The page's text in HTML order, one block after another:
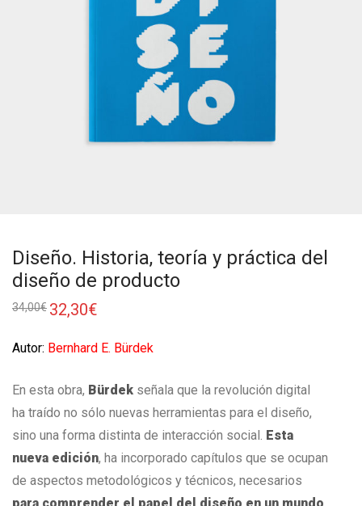
Diseño. Historia, teoría y práctica del
diseño de producto
34,00€ 32,30€
Autor: Bernhard E. Bürdek
En esta obra, Bürdek señala que la revolución digital
ha traído no sólo nuevas herramientas para el diseño,
sino una forma distinta de interacción social. Esta
nueva edición, ha incorporado capítulos que se ocupan
de aspectos metodológicos y técnicos, necesarios